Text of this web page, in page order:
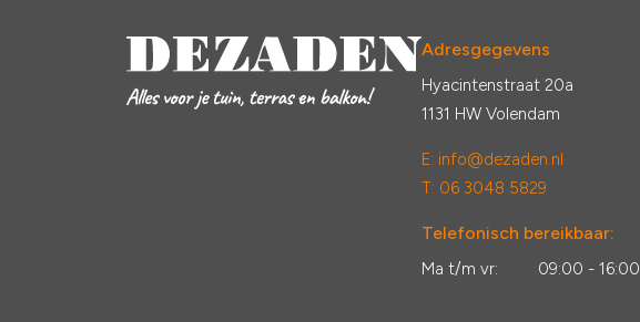
Adresgegevens
Hyacintenstraat 20a
1131 HW Volendam
E: info@dezaden.nl
T: 06 3048 5829
Telefonisch bereikbaar:
Ma t/m vr: 09:00 - 16:00